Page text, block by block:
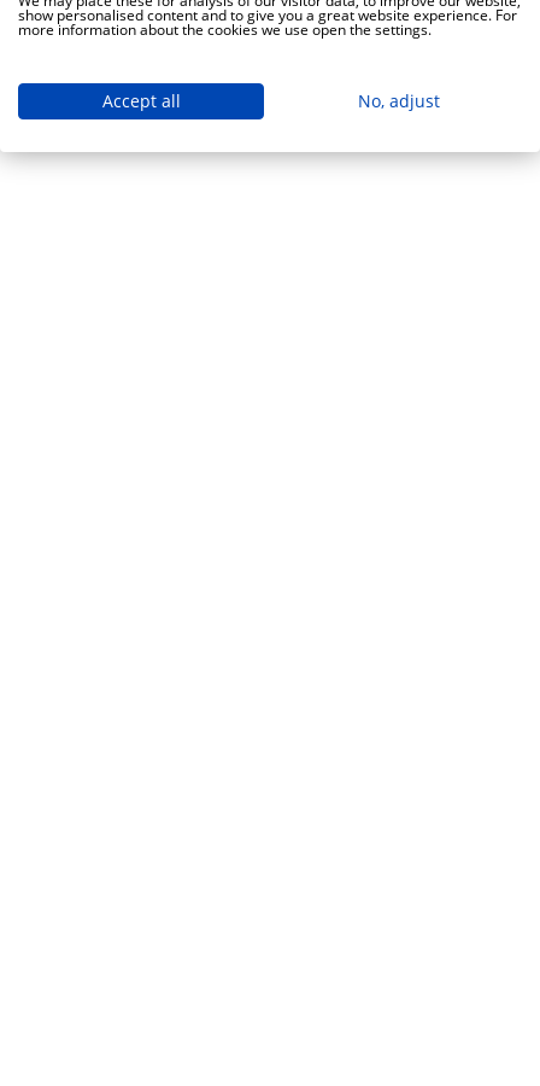
show personalised content and to give you a great website experience. For
more information about the cookies we use open the settings.
Accept all No, adjust